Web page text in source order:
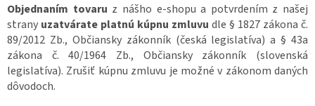
Objednaním tovaru z nášho e-shopu a potvrdením z našej
strany uzatvárate platnú kúpnu zmluvu dle § 1827 zákona č.
89/2012 Zb., Občiansky zákonník (česká legislatíva) a § 43a
zákona č. 40/1964 Zb., Občiansky zákonník (slovenská
legislatíva). Zrušiť kúpnu zmluvu je možné v zákonom daných
dôvodoch.